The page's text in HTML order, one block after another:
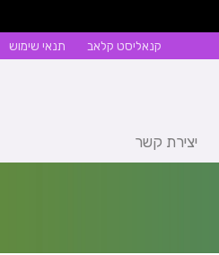
קנאליסט קלאב תנאי שימוש
יצירת קשר